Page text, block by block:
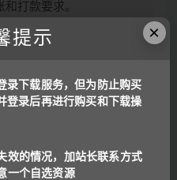
打款要求。
报错
er©uoov.com
write source视频课G1 G2
×
提示
录下载服务，但为防止购买
登录后再进行购买和下载操
效的情况，加站长联系方式
一个自选资源